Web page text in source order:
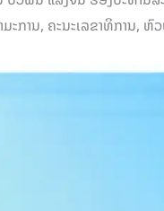
ະການ, ຄະນະເລຂາທິການ,